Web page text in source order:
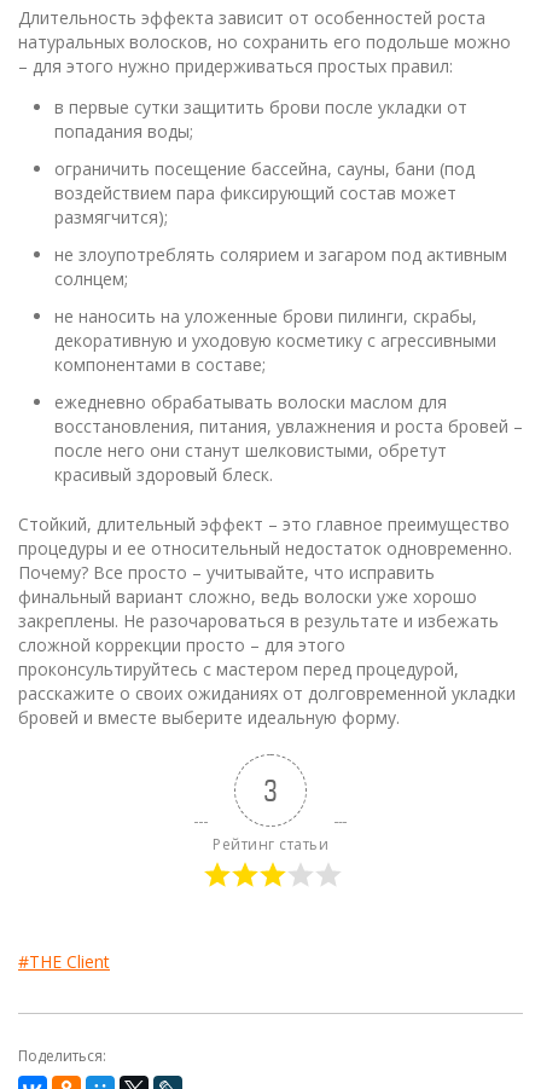
Длительность эффекта зависит от особенностей роста
натуральных волосков, но сохранить его подольше можно
– для этого нужно придерживаться простых правил:
в первые сутки защитить брови после укладки от
попадания воды;
ограничить посещение бассейна, сауны, бани (под
воздействием пара фиксирующий состав может
размягчится);
не злоупотреблять солярием и загаром под активным
солнцем;
не наносить на уложенные брови пилинги, скрабы,
декоративную и уходовую косметику с агрессивными
компонентами в составе;
ежедневно обрабатывать волоски маслом для
восстановления, питания, увлажнения и роста бровей –
после него они станут шелковистыми, обретут
красивый здоровый блеск.
Стойкий, длительный эффект – это главное преимущество
процедуры и ее относительный недостаток одновременно.
Почему? Все просто – учитывайте, что исправить
финальный вариант сложно, ведь волоски уже хорошо
закреплены. Не разочароваться в результате и избежать
сложной коррекции просто – для этого
проконсультируйтесь с мастером перед процедурой,
расскажите о своих ожиданиях от долговременной укладки
бровей и вместе выберите идеальную форму.
3
Рейтинг статьи
#THE Client
Поделиться: